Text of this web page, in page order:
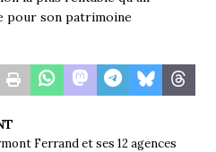
pour son patrimoine
Ferrand et ses 12 agences